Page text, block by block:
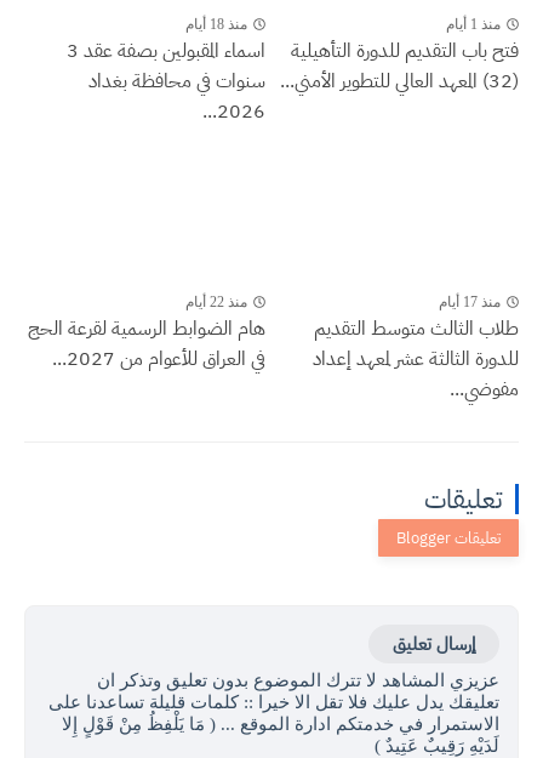
منذ 1 أيام
فتح باب التقديم للدورة التأهيلية
(32) المعهد العالي للتطوير الأمني...
منذ 18 أيام
اسماء المقبولين بصفة عقد 3
سنوات في محافظة بغداد
2026...
منذ 17 أيام
طلاب الثالث متوسط التقديم
للدورة الثالثة عشر لمعهد إعداد
مفوضي...
منذ 22 أيام
هام الضوابط الرسمية لقرعة الحج
في العراق للأعوام من 2027...
تعليقات
إرسال تعليق
عزيزي المشاهد لا تترك الموضوع بدون تعليق وتذكر ان
تعليقك يدل عليك فلا تقل الا خيرا :: كلمات قليلة تساعدنا على
الاستمرار في خدمتكم ادارة الموقع ... ( مَا يَلْفِظُ مِنْ قَوْلٍ إِلا
لَدَيْهِ رَقِيبٌ عَتِيدٌ )